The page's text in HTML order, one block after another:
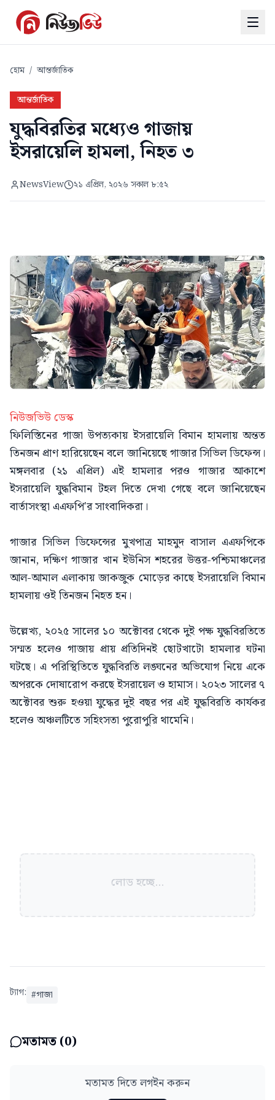
হোম / আন্তর্জাতিক
আন্তর্জাতিক
যুদ্ধবিরতির মধ্যেও গাজায়
ইসরায়েলি হামলা, নিহত ৩
NewsView ২১ এপ্রিল, ২০২৬ সকাল ৮:৫২
নিউজভিউ ডেস্ক
ফিলিস্তিনের গাজা উপত্যকায় ইসরায়েলি বিমান হামলায় অন্তত
তিনজন প্রাণ হারিয়েছেন বলে জানিয়েছে গাজার সিভিল ডিফেন্স।
মঙ্গলবার (২১ এপ্রিল) এই হামলার পরও গাজার আকাশে
ইসরায়েলি যুদ্ধবিমান টহল দিতে দেখা গেছে বলে জানিয়েছেন
বার্তাসংস্থা এএফপি'র সাংবাদিকরা।
গাজার সিভিল ডিফেন্সের মুখপাত্র মাহমুদ বাসাল এএফপিকে
জানান, দক্ষিণ গাজার খান ইউনিস শহরের উত্তর-পশ্চিমাঞ্চলের
আল-আমাল এলাকায় জাকজুক মোড়ের কাছে ইসরায়েলি বিমান
হামলায় ওই তিনজন নিহত হন।
উল্লেখ্য, ২০২৫ সালের ১০ অক্টোবর থেকে দুই পক্ষ যুদ্ধবিরতিতে
সম্মত হলেও গাজায় প্রায় প্রতিদিনই ছোটখাটো হামলার ঘটনা
ঘটছে। এ পরিস্থিতিতে যুদ্ধবিরতি লঙ্ঘনের অভিযোগ নিয়ে একে
অপরকে দোষারোপ করছে ইসরায়েল ও হামাস। ২০২৩ সালের ৭
অক্টোবর শুরু হওয়া যুদ্ধের দুই বছর পর এই যুদ্ধবিরতি কার্যকর
হলেও অঞ্চলটিতে সহিংসতা পুরোপুরি থামেনি।
লোড হচ্ছে...
ট্যাগ: #গাজা
মতামত (0)
মতামত দিতে লগইন করুন